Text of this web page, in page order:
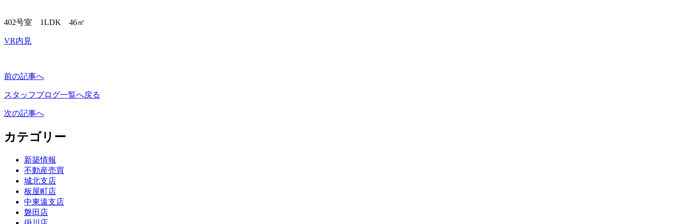
402号室 1LDK 46㎡
VR内見
前の記事へ
スタッフブログ一覧へ戻る
次の記事へ
カテゴリー
新築情報
不動産売買
城北支店
板屋町店
中東遠支店
磐田店